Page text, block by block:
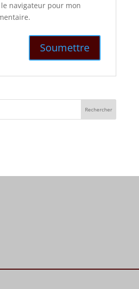
navigateur pour mon
Rechercher